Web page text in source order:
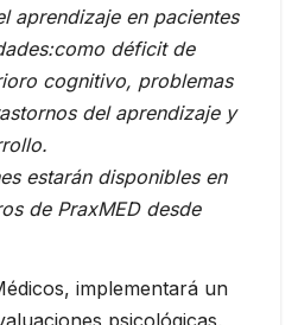
aprendizaje en pacientes
déficit de
cognitivo, problemas
del aprendizaje y
estarán disponibles en
de PraxMED desde
implementará un